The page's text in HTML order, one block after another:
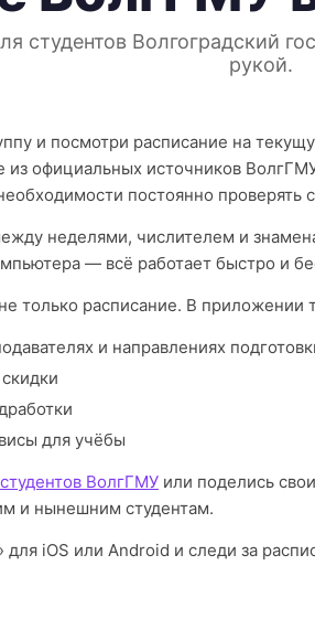
студентов Волгоградский
рукой.
и посмотри расписание на
из официальных источников
постоянно проверять
неделями, числителем и
— всё работает быстро и
только расписание. В приложении
и направлениях
для учёбы
ВолгГМУ или поделись
и нынешним студентам.
для iOS или Android и следи за